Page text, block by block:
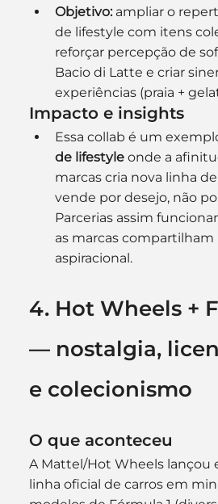
Objetivo: ampliar o
de lifestyle com itens
reforçar percepção de
Bacio di Latte e criar
experiências (praia +
Impacto e insights
Essa collab é um
de lifestyle onde a
marcas cria nova linha
vende por desejo, não
Parcerias assim
as marcas
aspiracional.
4. Hot Wheels +
— nostalgia,
e colecionismo
O que aconteceu
A Mattel/Hot Wheels lançou
linha oficial de carros em